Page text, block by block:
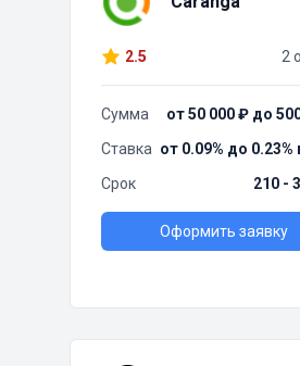
2.5 2
Сумма
от 50 000 ₽ до
Ставка от 0.09% до 0.23%
Срок
210 -
Оформить заявку